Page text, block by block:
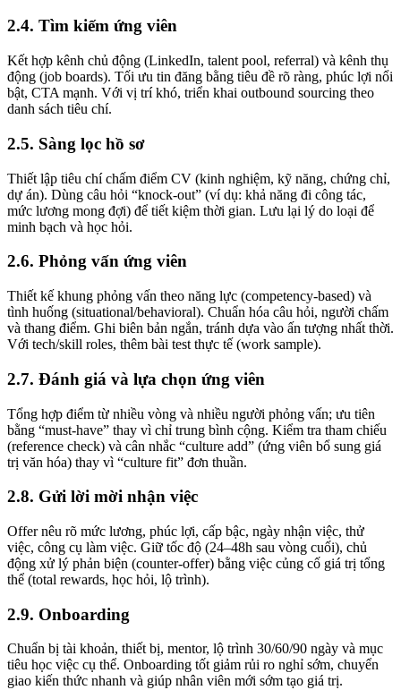
2.4. Tìm kiếm ứng viên
Kết hợp kênh chủ động (LinkedIn, talent pool, referral) và kênh thụ
động (job boards). Tối ưu tin đăng bằng tiêu đề rõ ràng, phúc lợi nổi
bật, CTA mạnh. Với vị trí khó, triển khai outbound sourcing theo
danh sách tiêu chí.
2.5. Sàng lọc hồ sơ
Thiết lập tiêu chí chấm điểm CV (kinh nghiệm, kỹ năng, chứng chỉ,
dự án). Dùng câu hỏi “knock-out” (ví dụ: khả năng đi công tác,
mức lương mong đợi) để tiết kiệm thời gian. Lưu lại lý do loại để
minh bạch và học hỏi.
2.6. Phỏng vấn ứng viên
Thiết kế khung phỏng vấn theo năng lực (competency-based) và
tình huống (situational/behavioral). Chuẩn hóa câu hỏi, người chấm
và thang điểm. Ghi biên bản ngắn, tránh dựa vào ấn tượng nhất thời.
Với tech/skill roles, thêm bài test thực tế (work sample).
2.7. Đánh giá và lựa chọn ứng viên
Tổng hợp điểm từ nhiều vòng và nhiều người phỏng vấn; ưu tiên
bằng “must-have” thay vì chỉ trung bình cộng. Kiểm tra tham chiếu
(reference check) và cân nhắc “culture add” (ứng viên bổ sung giá
trị văn hóa) thay vì “culture fit” đơn thuần.
2.8. Gửi lời mời nhận việc
Offer nêu rõ mức lương, phúc lợi, cấp bậc, ngày nhận việc, thử
việc, công cụ làm việc. Giữ tốc độ (24–48h sau vòng cuối), chủ
động xử lý phản biện (counter-offer) bằng việc củng cố giá trị tổng
thể (total rewards, học hỏi, lộ trình).
2.9. Onboarding
Chuẩn bị tài khoản, thiết bị, mentor, lộ trình 30/60/90 ngày và mục
tiêu học việc cụ thể. Onboarding tốt giảm rủi ro nghỉ sớm, chuyển
giao kiến thức nhanh và giúp nhân viên mới sớm tạo giá trị.